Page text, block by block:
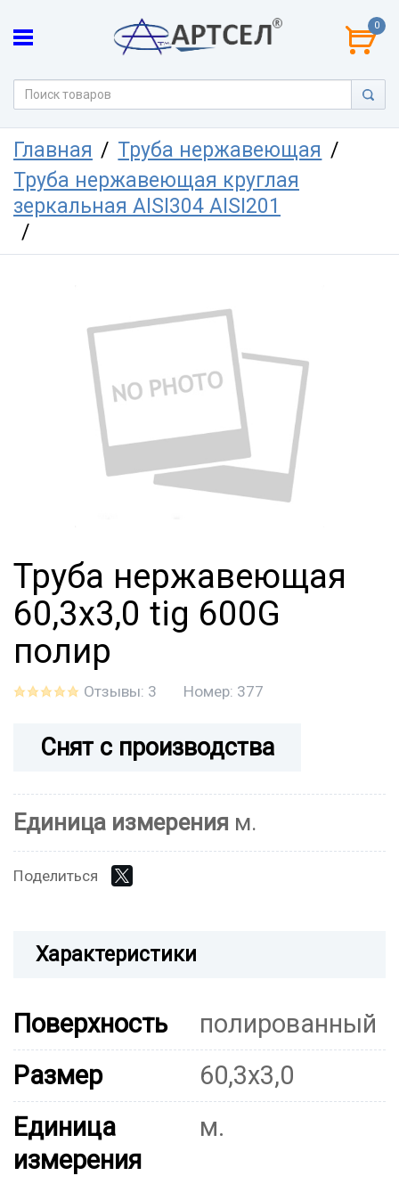
0
Главная
Труба нержавеющая
Труба нержавеющая круглая
зеркальная AISI304 AISI201
Труба нержавеющая
60,3х3,0 tig 600G
полир
Отзывы: 3 Номер: 377
Снят с производства
Единица измерения м.
Поделиться
Характеристики
Поверхность
полированный
Размер
60,3х3,0
Единица
измерения
м.